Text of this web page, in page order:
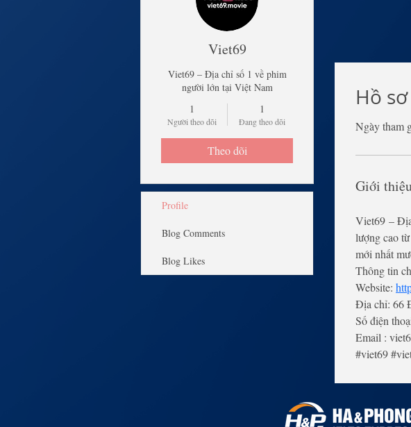
Hồ sơ
Ngày tham
Giới
Viet69 –
lượng cao
mới nhất
Thông tin
Website:
Địa chỉ: 66
Số điện
Email :
#viet69
Viet69
Viet69 – Địa chỉ số 1 về phim
người lớn tại Việt Nam
1
Người theo dõi
1
Đang theo dõi
Theo dõi
Profile
Blog Comments
Blog Likes